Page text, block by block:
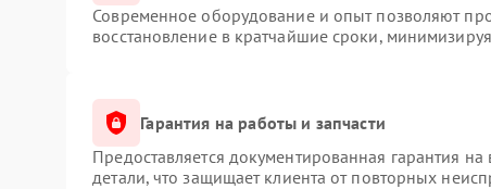
Современное оборудование и опыт позволяют
восстановление в кратчайшие сроки,
Гарантия на работы и запчасти
Предоставляется документированная гарантия
детали, что защищает клиента от повторных